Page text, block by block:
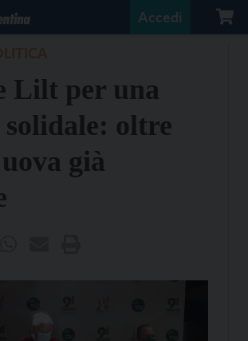
Accedi
Lilt per una
solidale: oltre
già